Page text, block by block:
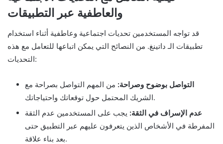
والعاطفية عبر التطبيقات
قد تواجه المستخدمين تحديات اجتماعية وعاطفية أثناء استخدام
تطبيقات الـ داتينغ. من النصائح التي يمكن اتباعها للتعامل مع هذه
التحديات:
التواصل بوضوح وصراحة: من المهم التواصل بصراحة مع
الشريك المحتمل حول توقعاتك واحتياجاتك.
عدم الإسراف في الثقة: يجب على المستخدمين عدم الثقة
المفرطة في الأشخاص الذين يتعرفون عليهم عبر التطبيق حتى
بعد بناء علاقة.